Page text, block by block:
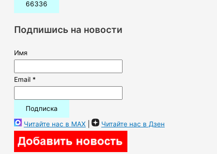
:Подпишись на новости
Имя
Email *
Читайте нас в MAX | Читайте нас в Дзен